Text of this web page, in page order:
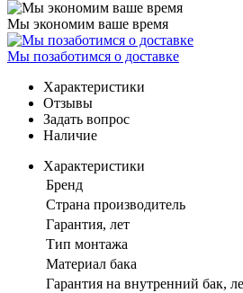
Мы экономим ваше время
Мы позаботимся о доставке
Характеристики
Отзывы
Задать вопрос
Наличие
Характеристики
Бренд
Страна производитель
Гарантия, лет
Тип монтажа
Материал бака
Гарантия на внутренний бак,